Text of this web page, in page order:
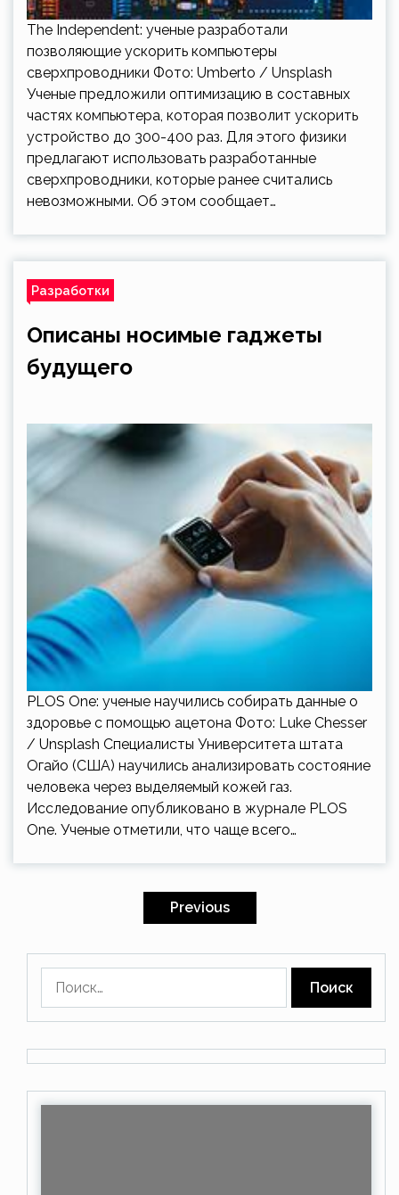
The Independent: ученые разработали
позволяющие ускорить компьютеры
сверхпроводники Фото: Umberto / Unsplash
Ученые предложили оптимизацию в составных
частях компьютера, которая позволит ускорить
устройство до 300-400 раз. Для этого физики
предлагают использовать разработанные
сверхпроводники, которые ранее считались
невозможными. Об этом сообщает…
Разработки
Описаны носимые гаджеты
будущего
PLOS One: ученые научились собирать данные о
здоровье с помощью ацетона Фото: Luke Chesser
/ Unsplash Специалисты Университета штата
Огайо (США) научились анализировать состояние
человека через выделяемый кожей газ.
Исследование опубликовано в журнале PLOS
One. Ученые отметили, что чаще всего…
Previous